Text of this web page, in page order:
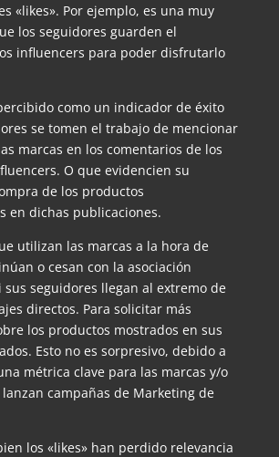
«likes». Por ejemplo, es una muy
los seguidores guarden el
influencers para poder disfrutarlo
como un indicador de éxito
se tomen el trabajo de mencionar
marcas en los comentarios de los
O que evidencien su
de los productos
en dichas publicaciones.
utilizan las marcas a la hora de
o cesan con la asociación
sus seguidores llegan al extremo de
directos. Para solicitar más
los productos mostrados en sus
Esto no es sorpresivo, debido a
métrica clave para las marcas y/o
campañas de Marketing de
los «likes» han perdido relevancia